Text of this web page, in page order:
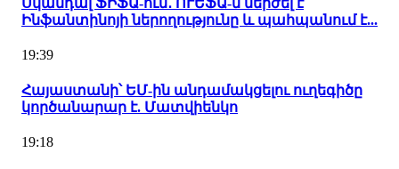
Ինֆանտինոյի ներողությունը և պահպանում է...
19:39
Հայաստանի՝ ԵՄ-ին անդամակցելու ուղեգիծը
կործանարար է. Մատվիենկո
19:18